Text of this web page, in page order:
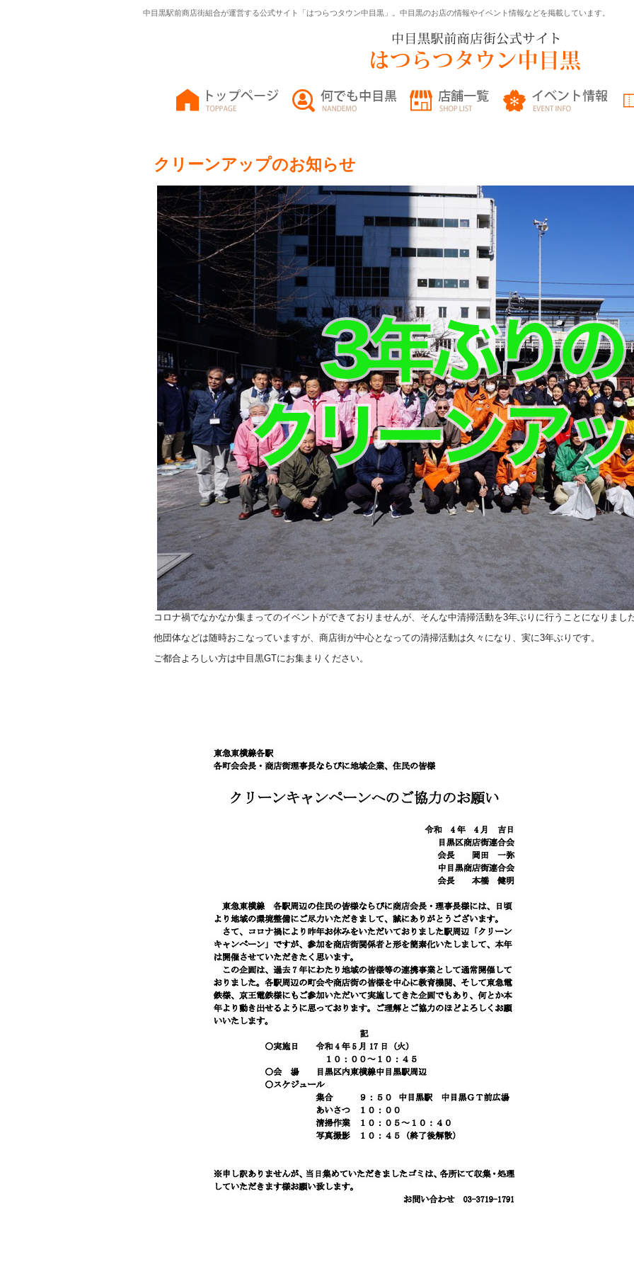
中目黒駅前商店街組合が運営する公式サイト「はつらつタウン中目黒」。中目黒のお店の情報やイベント情報などを掲載しています。
クリーンアップのお知らせ
コロナ禍でなかなか集まってのイベントができておりませんが、そんな中清掃活動を3年ぶりに行うことになりまし
他団体などは随時おこなっていますが、商店街が中心となっての清掃活動は久々になり、実に3年ぶりです。
ご都合よろしい方は中目黒GTにお集まりください。